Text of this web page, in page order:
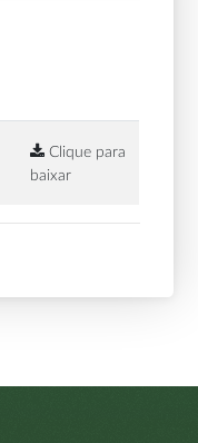
Clique para
baixar